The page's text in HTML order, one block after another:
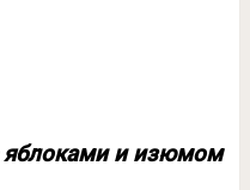
и изюмом